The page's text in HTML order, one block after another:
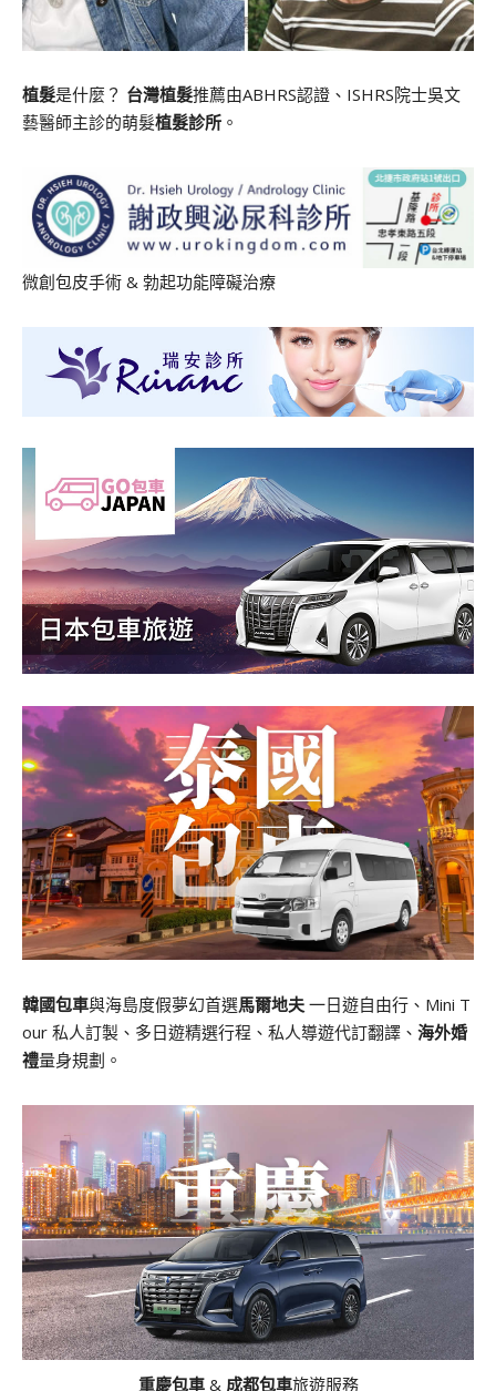
植髮是什麼？ 台灣植髮推薦由ABHRS認證、ISHRS院士吳文
藝醫師主診的萌髮植髮診所 。
微創包皮手術 & 勃起功能障礙治療
韓國包車與海島度假夢幻首選馬爾地夫 一日遊自由行、Mini T
our 私人訂製、多日遊精選行程、私人導遊代訂翻譯、 海外婚
禮量身規劃。
重慶包車& 成都包車旅遊服務